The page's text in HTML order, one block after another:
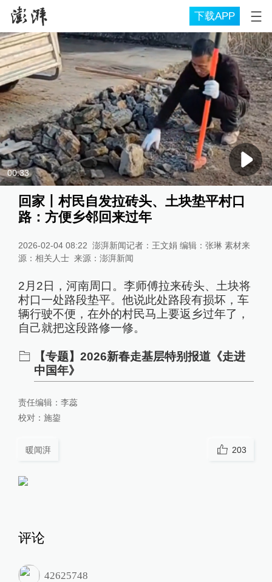
下载APP
00:33
回家丨村民自发拉砖头、土块垫平村口
路：方便乡邻回来过年
2026-02-04 08:22 澎湃新闻记者：王文娟 编辑：张琳 素材来
源：相关人士 来源： 澎湃新闻
2月2日，河南周口。李师傅拉来砖头、土块将
村口一处路段垫平。他说此处路段有损坏，车
辆行驶不便，在外的村民马上要返乡过年了，
自己就把这段路修一修。
【专题】2026新春走基层特别报道《走进
中国年》
责任编辑： 李蕊
校对： 施鋆
暖闻湃 203
评论
42625748